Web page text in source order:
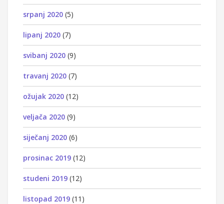
srpanj 2020 (5)
lipanj 2020 (7)
svibanj 2020 (9)
travanj 2020 (7)
ožujak 2020 (12)
veljača 2020 (9)
siječanj 2020 (6)
prosinac 2019 (12)
studeni 2019 (12)
listopad 2019 (11)